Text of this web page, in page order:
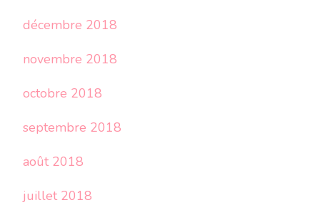
décembre 2018
novembre 2018
octobre 2018
septembre 2018
août 2018
juillet 2018